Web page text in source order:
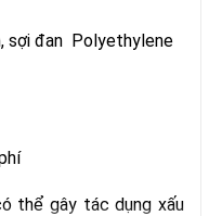
đan Polyethylene
thể gây tác dụng xấu